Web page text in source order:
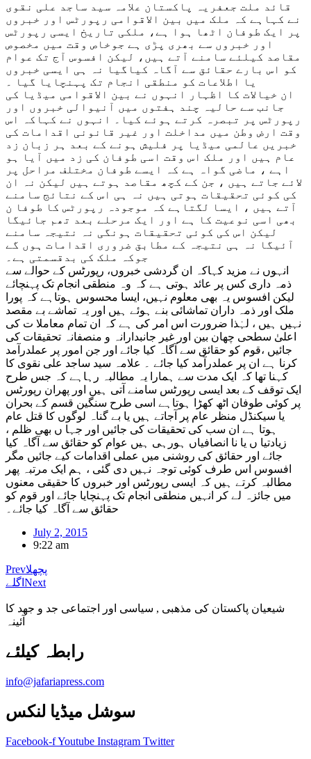
قائد ملت جعفریہ پاکستان علامہ سید ساجد علی نقوی
نے کہاہے کہ ملک میں بین الاقوامی رپورٹس اور خبروں
پر ایک طوفان اٹھا ہوا ہے، ملکی تاریخ ایسی رپورٹس
اور خبروں سے بھری پڑی ہے جوخاص وقت میں مخصوص
مقاصد کیلئے سامنے آتے ہیں، لیکن افسوس آج تک عوام
کو اس بارے حقائق سے آگاہ کیاگیا نہ ہی ایسی خبروں
یا اطلاعات کو منطقی انجام تک پہنچایا گیا ۔
ان خیالات کا اظہار انہوں نے بین الاقوامی میڈیا کی
جانب سے حالیہ چند ہفتوں میں آنیوالی خبروں اور
رپورٹس پر تبصرہ کرتے ہوئے کیا۔ انہوں نے کہاکہ اس
وقت ارض وطن میں مداخلت اور غیر قانونی اقدامات کی
خبریں عالمی میڈیا پر فلیش ہونے کے بعد ہر زبان زد
عام ہیں اور ملک اس وقت اسی طوفان کی زد میں آیا ہو
اہے ، ماضی گواہ ہے کہ ایسے طوفان مختلف مراحل پر
لائے جاتے ہیں ، جن کے کچھ مقاصد ہوتے ہیں لیکن نہ ان
کی کوئی تحقیقات ہوتی ہیں نہ ہی اس کے نتائج سامنے
آتے ہیں ، ایسا لگتاہے کہ موجودہ رپورٹس کا طوفا ن
بھی اسی نوعیت کا ہے اور ایک مرحلے بعد تھم جائیگا
لیکن اس کی کوئی تحقیقات ہونگی نہ نتیجہ سامنے
آئیگا نہ ہی نتیجہ کے مطابق ضروری اقدامات ہوں گے
جوکہ ملک کی بدقسمتی ہے۔
انہوں نے مزید کہاکہ ان گردشی خبروں، رپورٹس کے حوالے سے
ذمہ داری کس پر عائد ہوتی ہے کہ وہ منطقی انجام تک پہنچائے
لیکن افسوس یہ بھی معلوم نہیں، ایسا محسوس ہوتاہے کہ پورا
ملک اور ذمہ داران تماشائی بنے ہوئے ہیں اور یہ تماشے بے مقصد
نہیں ہیں ، لہٰذا ضرورت اس امر کی ہے کہ ان تمام معاملا ت کی
اعلیٰ سطحی چھان بین اور غیر جانبدارانہ و منصفانہ تحقیقات کی
جائیں ،قوم کو حقائق سے آگاہ کیا جائے اور جن امور پر عملدرآمد
کرنا ہے ان پر عملدرآمد کیا جائے ۔ علامہ سید ساجد علی نقوی کا
کہنا تھا کہ ایک مدت سے ہمارا یہ مطالبہ رہاہے کہ جس طرح
ایک توقف کے بعد ایسی رپورٹس سامنے آتی ہیں اور پھران رپورٹس
پر کوئی طوفان اٹھ کھڑا ہوتاہے اسی طرح سنگین قسم کے بحران
یا سیکنڈل منظر عام پر آجاتے ہیں یا بے گناہ لوگوں کا قتل عام
ہوتا ہے ان سب کی تحقیقات کی جائیں اور جہا ں بھی ظلم ،
زیادتیا ں یا نا انصافیاں ہورہی ہیں عوام کو حقائق سے آگاہ کیا
جائے اور حقائق کی روشنی میں عملی اقدامات کیے جائیں مگر
افسوس اس طرف کوئی توجہ نہیں دی گئی ، ہم ایک مرتبہ پھر
مطالبہ کرتے ہیں کہ ایسی رپورٹس اور خبروں کا حقیقی معنوں
میں جائزہ لے کر انہیں منطقی انجام تک پہنچایا جائے اور قوم کو
حقائق سے آگاہ کیا جائے۔
July 2, 2015
9:22 am
Prevپچھلا
اگلے Next
شیعیان پاکستان کی مذهبی , سیاسی اور اجتماعی جد و جهد کا
آئینہ
info@jafariapress.com​
سوشل میڈیا لنکس
Facebook-fYoutube Instagram Twitter